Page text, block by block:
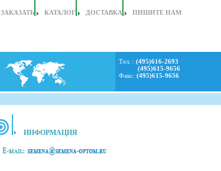
ЗАКАЗАТЬ КАТАЛОГ ДОСТАВКА ПИШИТЕ НАМ
Тел. : (495)616-2693
(495)615-9656
Факс: (495)615-9656
ИНФОРМАЦИЯ